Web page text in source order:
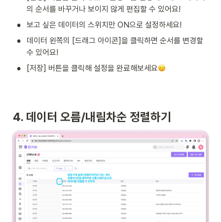
의 순서를 바꾸거나 보이지 않게 편집할 수 있어요!
• 보고 싶은 데이터의 스위치만 ON으로 설정하세요!
•
데이터 왼쪽의 [드래그 아이콘]을 클릭하면 순서를 변경할
수 있어요!
• [저장] 버튼을 클릭해 설정을 완료해보세요
4. 데이터 오름/내림차순 정렬하기